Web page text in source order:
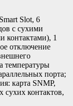
Slot, 6
с сухими
контактами), 1
отключение
температуры
порта;
карта SNMP,
сухих контактов,